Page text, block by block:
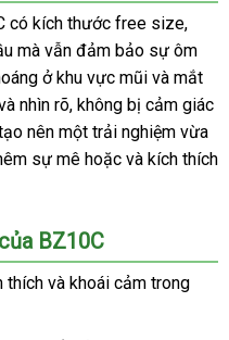
có kích thước free size,
mà vẫn đảm bảo sự ôm
ở khu vực mũi và mắt
nhìn rõ, không bị cảm giác
nên một trải nghiệm vừa
sự mê hoặc và kích thích
BZ10C
thích và khoái cảm trong